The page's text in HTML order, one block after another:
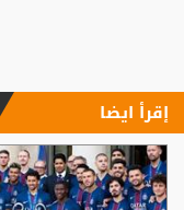
إقرأ ايضا